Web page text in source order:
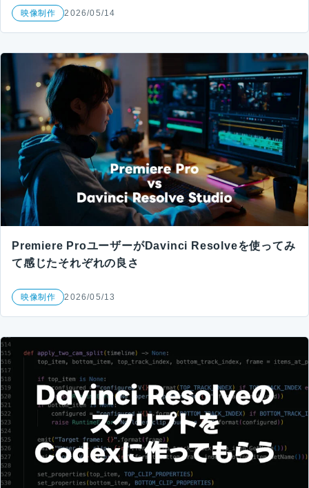
映像制作 2026/05/14
Premiere ProユーザーがDavinci Resolveを使ってみ
て感じたそれぞれの良さ
映像制作 2026/05/13